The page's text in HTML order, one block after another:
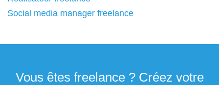
Social media manager freelance
Vous êtes freelance ? Créez votre